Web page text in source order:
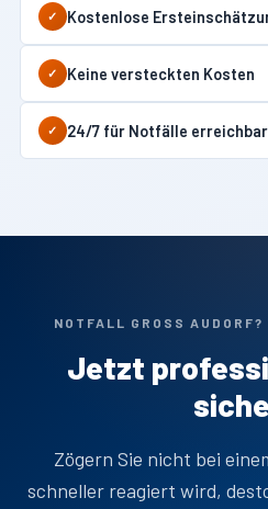
✓ Kostenlose
✓ Keine versteckten Kosten
✓ 24/7 für Notfälle erreichbar
NOTFALL GROSS AUDORF?
Jetzt
Zögern Sie nicht bei
schneller reagiert wird,